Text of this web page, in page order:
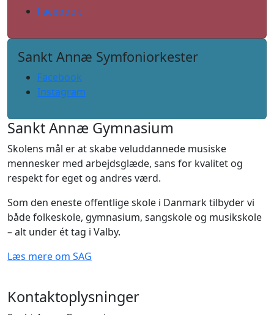
Facebook
Sankt Annæ Symfoniorkester
Facebook
Instagram
Sankt Annæ Gymnasium
Skolens mål er at skabe veluddannede musiske
mennesker med arbejdsglæde, sans for kvalitet og
respekt for eget og andres værd.
Som den eneste offentlige skole i Danmark tilbyder vi
både folkeskole, gymnasium, sangskole og musikskole
– alt under ét tag i Valby.
Læs mere om SAG
Kontaktoplysninger